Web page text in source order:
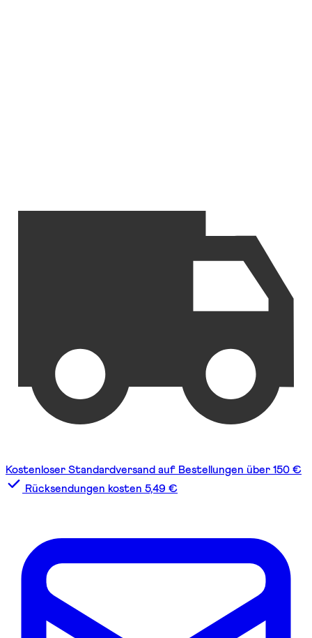
Kostenloser Standardversand auf Bestellungen über 150 €
Rücksendungen kosten 5,49 €